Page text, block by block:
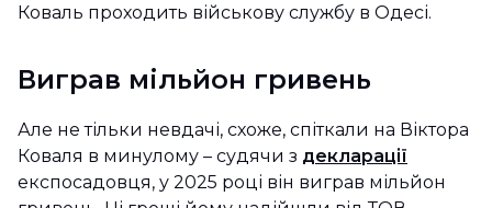
Коваль проходить військову службу в Одесі.
Виграв мільйон гривень
Але не тільки невдачі, схоже, спіткали на Віктора
Коваля в минулому – судячи з декларації
експосадовця, у 2025 році він виграв мільйон